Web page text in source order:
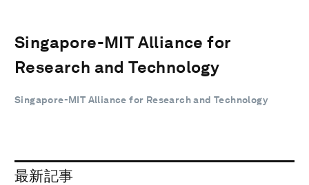
Singapore-MIT Alliance for
Research and Technology
Singapore-MIT Alliance for Research and Technology
最新記事